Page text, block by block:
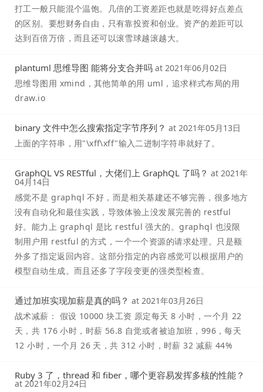
打工一般只能混个温饱。几倍的工资差距也就是吃得好点差点
的区别。要想财务自由，只有靠投资和创业。资产的差距可以
达到百倍万倍，而且还可以滚雪球越滚越大。
plantuml 思维导图 能将分支合并吗 at 2021年06月02日
思维导图用 xmind，其他简单的用 uml，追求样式布局的用
draw.io
binary 文件中怎么搜索指定字节序列？ at 2021年05月13日
上面的字符串，用"\xff\xff"输入二进制字符串就好了。
GraphQL VS RESTful，大佬们上 GraphQL 了吗？ at 2021年
04月14日
感觉不是 graphql 不好，而是相关基建还不够完善，很多地方
没有自动化和最佳实践，导致体验上没发展完善的 restful
好。能力上 graphql 是比 restful 强大的。graphql 也没限
制用户用 restful 的方式，一个一个资源的请求处理。只是额
外多了指定返回内容。这部分指定的内容感觉可以根据用户的
模型自动生成。而且还多了字段变更的强类型检查。
通过加班实现加薪是真的吗？ at 2021年03月26日
战术减薪： 假设 10000 块工资 原定每天 8 小时，一个月 22
天，共 176 小时，时薪 56.8 自觉或者被迫加班，996，每天
12 小时，一个月 26 天，共 312 小时，时薪 32 减薪 44%
Ruby 3 了，thread 和 fiber，哪个更容易发挥多核的性能？
at 2021年02月24日